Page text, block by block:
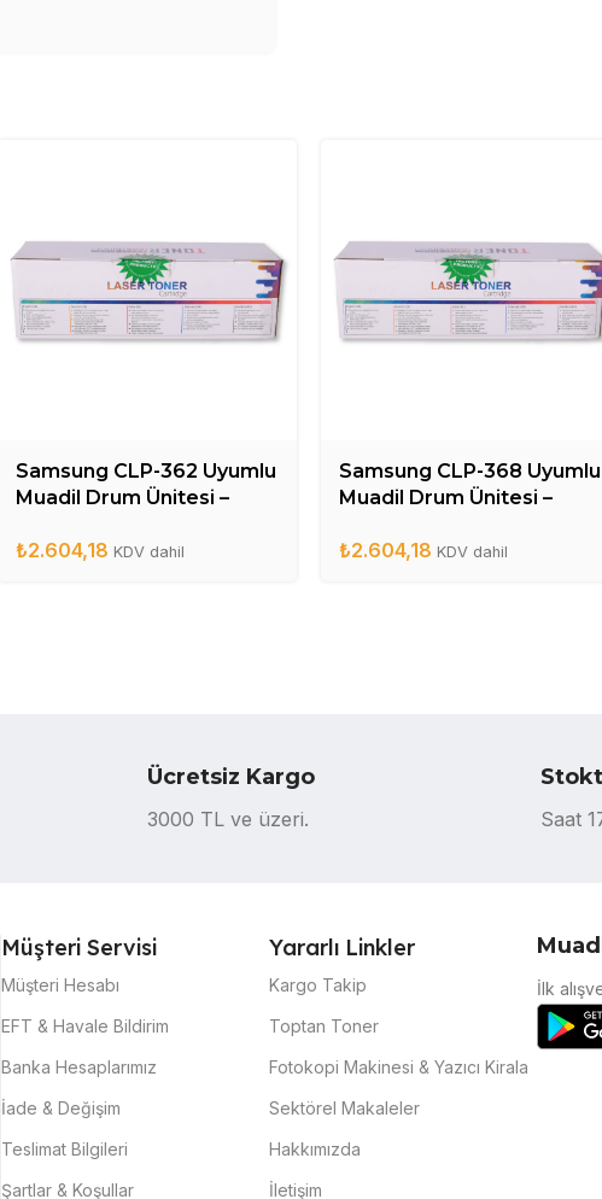
Samsung CLP-362 Uyumlu
Muadil Drum Ünitesi –
₺2.604,18 KDV dahil
Samsung CLP-368 Uyumlu
Muadil Drum Ünitesi –
₺2.604,18 KDV dahil
Ücretsiz Kargo
3000 TL ve üzeri. Saat
Müşteri Servisi
Müşteri Hesabı
EFT & Havale Bildirim
Banka Hesaplarımız
İade & Değişim
Teslimat Bilgileri
Şartlar & Koşullar
Yararlı Linkler
Kargo Takip
Toptan Toner
Fotokopi Makinesi & Yazıcı Kirala
Sektörel Makaleler
Hakkımızda
İletişim
İlk